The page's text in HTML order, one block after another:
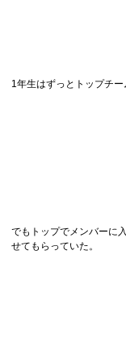
1年生はずっとトップチー
でもトップでメンバーに
せてもらっていた。